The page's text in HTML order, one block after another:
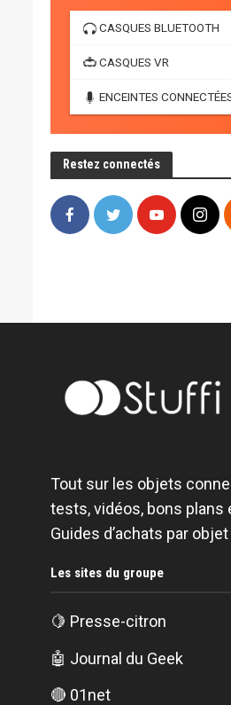
CASQUES BLUETOOTH
CASQUES VR
ENCEINTES
Restez connectés
Tout sur les objets
tests, vidéos, bons plans
Guides d’achats par
Les sites du groupe
🍋 Presse-citron
🤖 Journal du Geek
🔴 01net